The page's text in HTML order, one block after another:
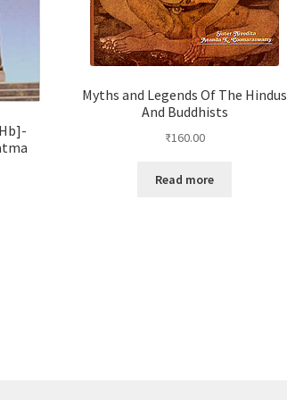
Myths and Legends Of The Hindus
And Buddhists
₹160.00
Read more